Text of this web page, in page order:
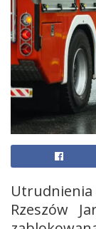
Rzeszów